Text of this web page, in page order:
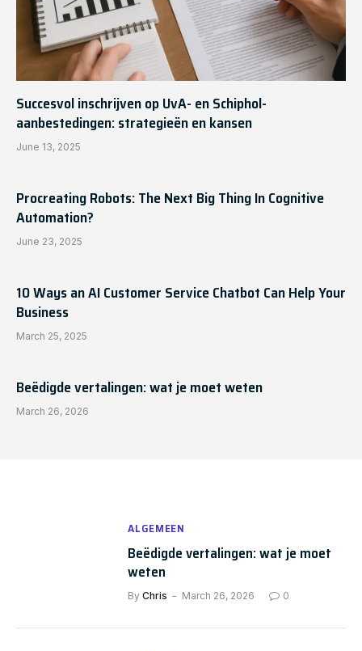
Succesvol inschrijven op UvA- en Schiphol-
aanbestedingen: strategieën en kansen
June 13, 2025
Procreating Robots: The Next Big Thing In Cognitive
Automation?
June 23, 2025
10 Ways an AI Customer Service Chatbot Can Help Your
Business
March 25, 2025
Beëdigde vertalingen: wat je moet weten
March 26, 2026
ALGEMEEN
Beëdigde vertalingen: wat je moet
weten
By Chris March 26, 2026 0